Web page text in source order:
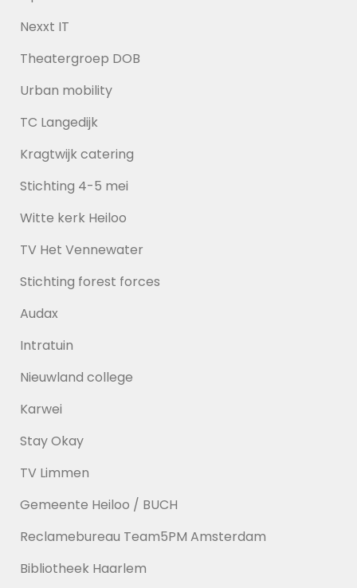
Nexxt IT
Theatergroep DOB
Urban mobility
TC Langedijk
Kragtwijk catering
Stichting 4-5 mei
Witte kerk Heiloo
TV Het Vennewater
Stichting forest forces
Audax
Intratuin
Nieuwland college
Karwei
Stay Okay
TV Limmen
Gemeente Heiloo / BUCH
Reclamebureau Team5PM Amsterdam
Bibliotheek Haarlem